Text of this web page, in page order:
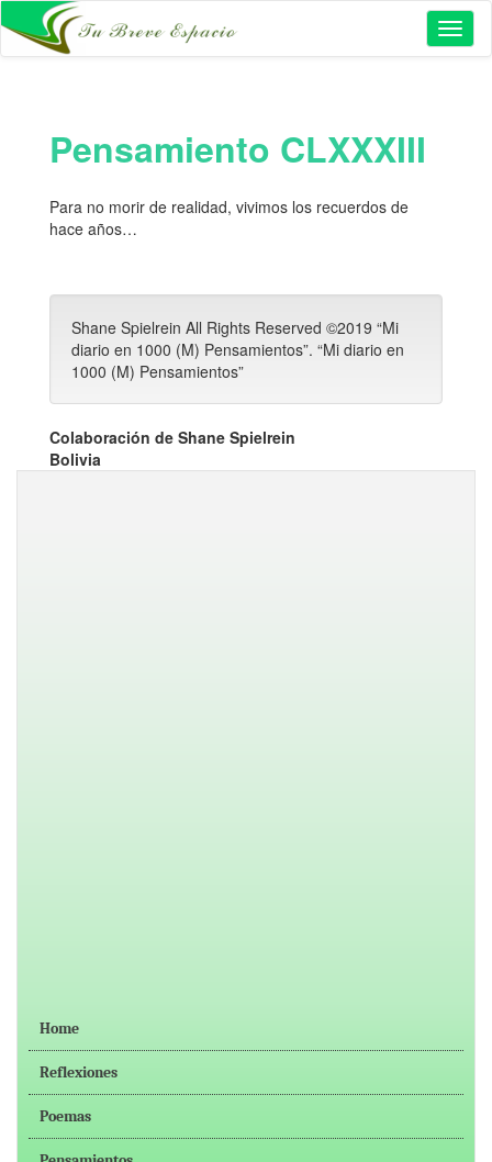
Pensamiento CLXXXIII
Para no morir de realidad, vivimos los recuerdos de
hace años…
Shane Spielrein All Rights Reserved ©2019 “Mi
diario en 1000 (M) Pensamientos”. “Mi diario en
1000 (M) Pensamientos”
Colaboración de Shane Spielrein
Bolivia
Home
Reflexiones
Poemas